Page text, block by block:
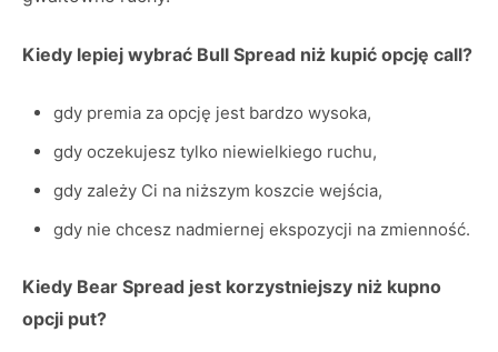
Kiedy lepiej wybrać Bull Spread niż kupić opcję call?
gdy premia za opcję jest bardzo wysoka,
gdy oczekujesz tylko niewielkiego ruchu,
gdy zależy Ci na niższym koszcie wejścia,
gdy nie chcesz nadmiernej ekspozycji na zmienność.
Kiedy Bear Spread jest korzystniejszy niż kupno
opcji put?